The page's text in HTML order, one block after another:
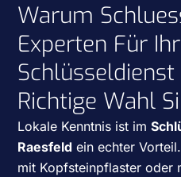
Warum
Experten Für
Schlüsseldienst
Richtige Wahl
Lokale Kenntnis ist im
Raesfeld ein echter
mit Kopfsteinpflaster oder